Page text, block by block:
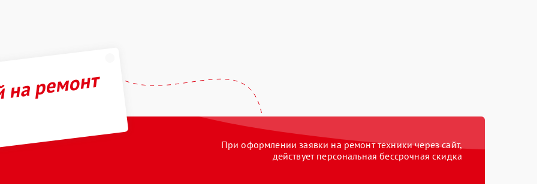
ремонт
При оформлении заявки на ремонт техники через сайт,
действует персональная бессрочная скидка